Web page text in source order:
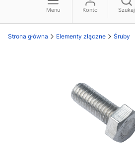
Menu Konto Szukaj
Strona główna Elementy złączne Śruby